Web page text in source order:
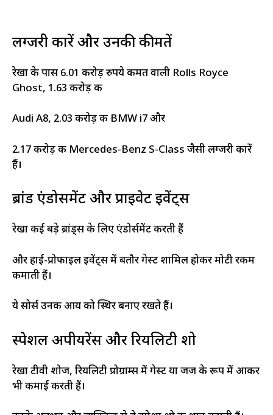
लग्जरी कारें और उनकी कीमतें
रेखा के पास 6.01 करोड़ रुपये कीमत वाली Rolls Royce
Ghost, 1.63 करोड़ की
Audi A8, 2.03 करोड़ की BMW i7 और
2.17 करोड़ की Mercedes-Benz S-Class जैसी लग्जरी कारें
हैं।
ब्रांड एंडोर्समेंट और प्राइवेट इवेंट्स
रेखा कई बड़े ब्रांड्स के लिए एंडोर्समेंट करती हैं
और हाई-प्रोफाइल इवेंट्स में बतौर गेस्ट शामिल होकर मोटी रकम
कमाती हैं।
ये सोर्स उनकी आय को स्थिर बनाए रखते हैं।
स्पेशल अपीयरेंस और रियलिटी शो
रेखा टीवी शोज, रियलिटी प्रोग्राम्स में गेस्ट या जज के रूप में आकर
भी कमाई करती हैं।